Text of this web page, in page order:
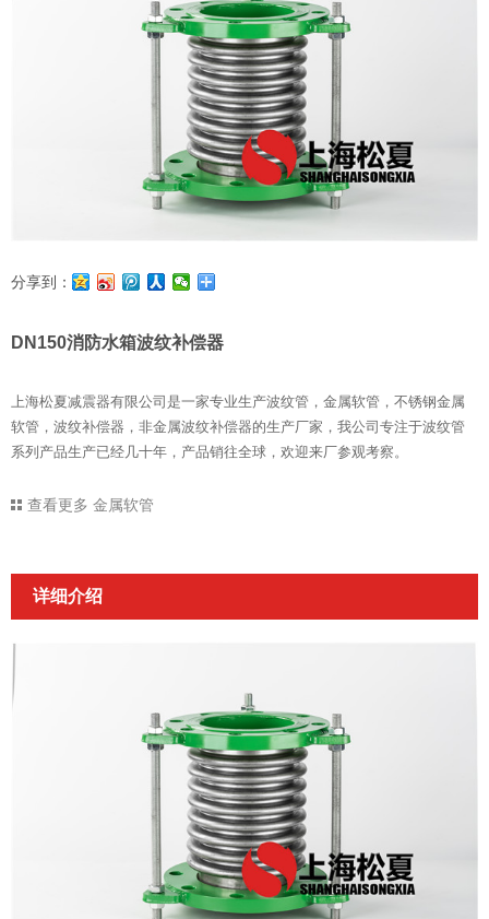
分享到：
DN150消防水箱波纹补偿器
上海松夏减震器有限公司是一家专业生产波纹管，金属软管，不锈钢金属
软管，波纹补偿器，非金属波纹补偿器的生产厂家，我公司专注于波纹管
系列产品生产已经几十年，产品销往全球，欢迎来厂参观考察。
查看更多 金属软管
详细介绍